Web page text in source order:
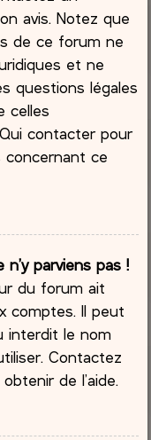
avis. Notez que
de ce forum ne
et ne
questions légales
celles
contacter pour
concernant ce
parviens pas !
du forum ait
comptes. Il peut
interdit le nom
Contactez
de l’aide.